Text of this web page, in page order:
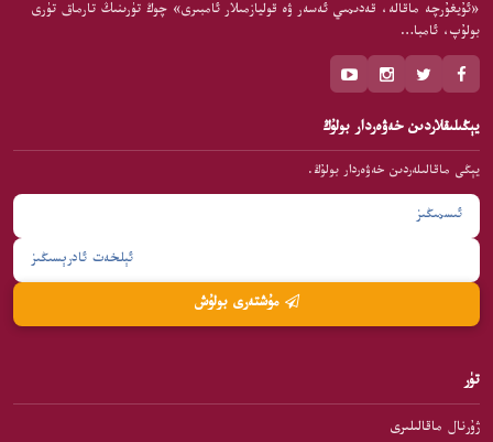
«ئۇيغۇرچە ماقالە، قەدىمىي ئەسەر ۋە قوليازمىلار ئامبىرى» چوڭ تۈرىنىڭ تارماق تۈرى
بولۇپ، ئامبا…
يېڭىلىقلاردىن خەۋەردار بولۇڭ
يېڭى ماقالىلەردىن خەۋەردار بولۇڭ.
تۈر
ژۇرنال ماقالىلىرى